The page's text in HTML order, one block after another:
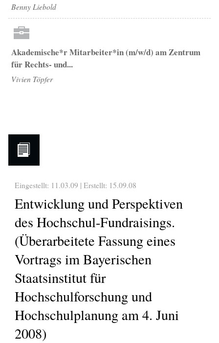
Benny Liebold
Akademische*r Mitarbeiter*in (m/w/d) am Zentrum
für Rechts- und...
Vivien Töpfer
Eingestellt: 11.03.09 | Erstellt: 15.09.08
Entwicklung und Perspektiven
des Hochschul-Fundraisings.
(Überarbeitete Fassung eines
Vortrags im Bayerischen
Staatsinstitut für
Hochschulforschung und
Hochschulplanung am 4. Juni
2008)